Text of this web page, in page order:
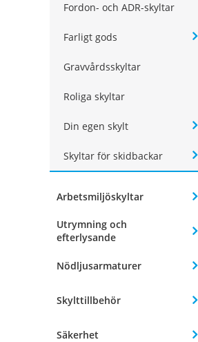
Fordon- och ADR-skyltar
Farligt gods
Gravvårdsskyltar
Roliga skyltar
Din egen skylt
Skyltar för skidbackar
Arbetsmiljöskyltar
Utrymning och
efterlysande
Nödljusarmaturer
Skylttillbehör
Säkerhet